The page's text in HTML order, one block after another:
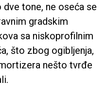
tone, ne oseća se
gradskim
sa niskoprofilnim
što zbog ogibljenja,
nešto tvrđe